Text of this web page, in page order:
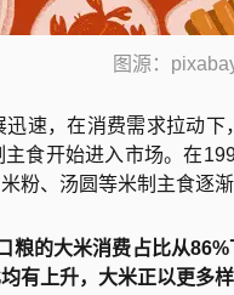
图源：
速，在消费需求拉动
食开始进入市场。在
粉、汤圆等米制主食逐
粮的大米消费占比从
有上升，大米正以更多